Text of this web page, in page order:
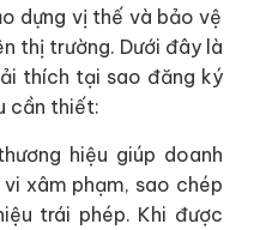
dựng vị thế và bảo vệ
thị trường. Dưới đây là
thích tại sao đăng ký
cần thiết:
hiệu giúp doanh
xâm phạm, sao chép
trái phép. Khi được